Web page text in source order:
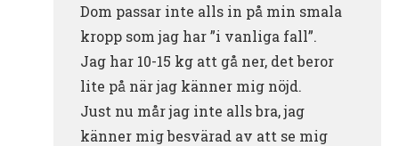
Dom passar inte alls in på min smala
kropp som jag har ”i vanliga fall”.
Jag har 10-15 kg att gå ner, det beror
lite på när jag känner mig nöjd.
Just nu mår jag inte alls bra, jag
känner mig besvärad av att se mig